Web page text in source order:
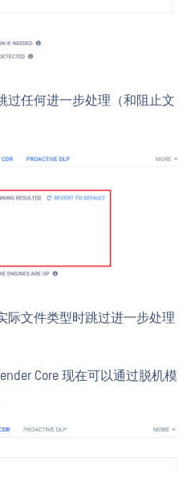
过任何进一步处理（和阻止文
际文件类型时跳过进一步处理
Core 现在可以通过脱机模